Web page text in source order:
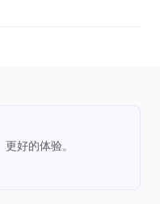
好的体验。